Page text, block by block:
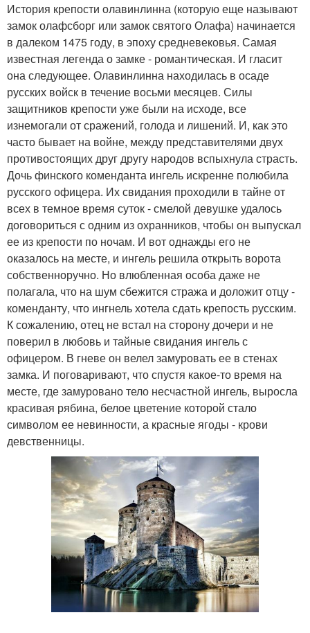
История крепости олавинлинна (которую еще называют
замок олафсборг или замок святого Олафа) начинается
в далеком 1475 году, в эпоху средневековья. Самая
известная легенда о замке - романтическая. И гласит
она следующее. Олавинлинна находилась в осаде
русских войск в течение восьми месяцев. Силы
защитников крепости уже были на исходе, все
изнемогали от сражений, голода и лишений. И, как это
часто бывает на войне, между представителями двух
противостоящих друг другу народов вспыхнула страсть.
Дочь финского коменданта ингель искренне полюбила
русского офицера. Их свидания проходили в тайне от
всех в темное время суток - смелой девушке удалось
договориться с одним из охранников, чтобы он выпускал
ее из крепости по ночам. И вот однажды его не
оказалось на месте, и ингель решила открыть ворота
собственноручно. Но влюбленная особа даже не
полагала, что на шум сбежится стража и доложит отцу -
коменданту, что ингнель хотела сдать крепость русским.
К сожалению, отец не встал на сторону дочери и не
поверил в любовь и тайные свидания ингель с
офицером. В гневе он велел замуровать ее в стенах
замка. И поговаривают, что спустя какое-то время на
месте, где замуровано тело несчастной ингель, выросла
красивая рябина, белое цветение которой стало
символом ее невинности, а красные ягоды - крови
девственницы.